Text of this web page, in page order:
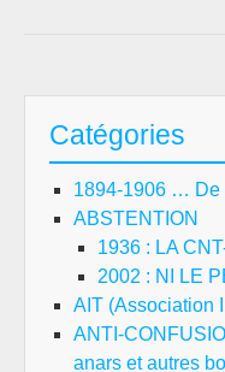
Catégories
1894-1906 … De
ABSTENTION
1936 : LA
2002 : NI LE
AIT (Association
ANTI-
anars et autres